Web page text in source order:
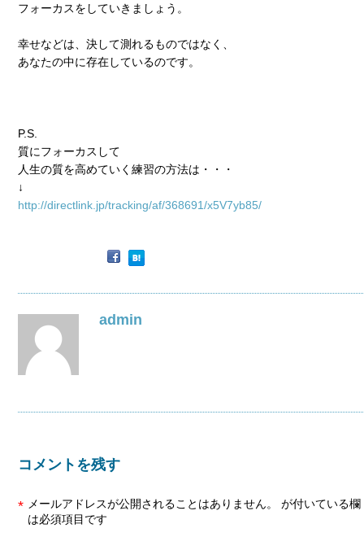
フォーカスをしていきましょう。
幸せなどは、決して測れるものではなく、
あなたの中に存在しているのです。
P.S.
質にフォーカスして
人生の質を高めていく練習の方法は・・・
↓
http://directlink.jp/tracking/af/368691/x5V7yb85/
admin
コメントを残す
メールアドレスが公開されることはありません。
*
が付いている欄
は必須項目です